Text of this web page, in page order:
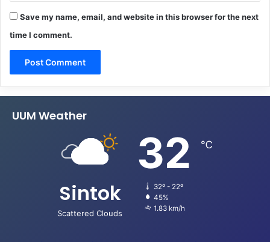
Save my name, email, and website in this browser for the next
time I comment.
UUM Weather
Sintok
Scattered Clouds
32 ℃
32º - 22º
45%
1.83 km/h